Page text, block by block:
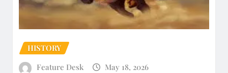
HISTORY
Feature Desk
May 18, 2026